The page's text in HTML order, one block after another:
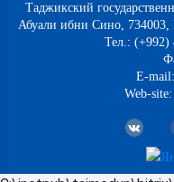
Таджикский
Абуали ибни Сино,
Тел.: (+992)
E-
Web-site: